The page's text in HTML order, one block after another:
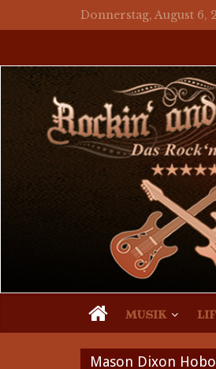
Donnerstag, August 6,
MUSIK
Mason Dixon